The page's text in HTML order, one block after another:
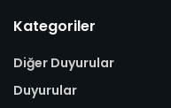
Kategoriler
Diğer Duyurular
Duyurular